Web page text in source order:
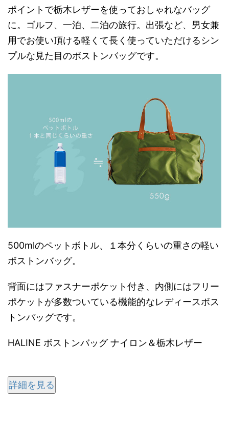
ポイントで栃木レザーを使っておしゃれなバッグ
に。ゴルフ、一泊、二泊の旅行。出張など、男女兼
用でお使い頂ける軽くて長く使っていただけるシン
プルな見た目のボストンバッグです。
500mlのペットボトル、１本分くらいの重さの軽い
ボストンバッグ。
背面にはファスナーポケット付き、内側にはフリー
ポケットが多数ついている機能的なレディースボス
トンバッグです。
HALINE ボストンバッグ ナイロン＆栃木レザー
詳細を見る